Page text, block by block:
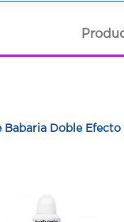
Babaria Doble Efecto